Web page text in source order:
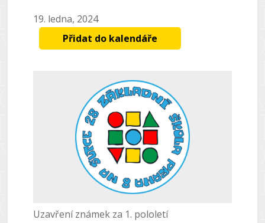
19. ledna, 2024
Přidat do kalendáře
Uzavření známek za 1. pololetí